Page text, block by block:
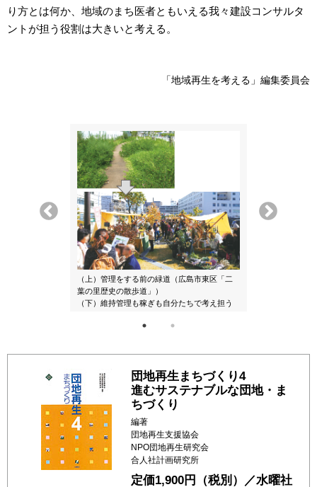
り方とは何か、地域のまち医者ともいえる我々建設コンサルタ
ントが担う役割は大きいと考える。
「地域再生を考える」編集委員会
（上）管理をする前の緑道（広島市東区「二
葉の里歴史の散歩道」）
（下）維持管理も稼ぎも自分たちで考え担う
団地再生まちづくり4
進むサステナブルな団地・ま
ちづくり
編著
団地再生支援協会
NPO団地再生研究会
合人社計画研究所
定価1,900円（税別）／水曜社